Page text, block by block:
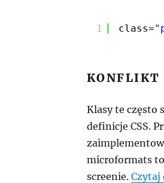
1 class=
KONFLIKT
Klasy te często
definicje CSS.
microformats
screenie. Czytaj